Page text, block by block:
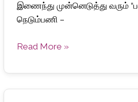
இணைந்து முன்னெடுத்து வரும்
நெடும்பணி –
Read More »